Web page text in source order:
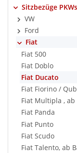
Sitzbezüge
VW
Ford
Fiat
Fiat 500
Fiat Doblo
Fiat Ducato
Fiat Fiorino /
Fiat Multipla , ab
Fiat Panda
Fiat Punto
Fiat Scudo
Fiat Talento, ab